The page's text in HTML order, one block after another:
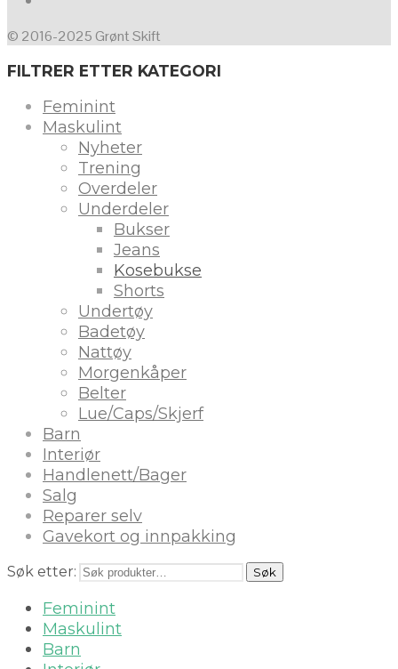
© 2016-2025 Grønt Skift
FILTRER ETTER KATEGORI
Feminint
Maskulint
Nyheter
Trening
Overdeler
Underdeler
Bukser
Jeans
Kosebukse
Shorts
Undertøy
Badetøy
Nattøy
Morgenkåper
Belter
Lue/Caps/Skjerf
Barn
Interiør
Handlenett/Bager
Salg
Reparer selv
Gavekort og innpakking
Søk etter: Søk
Feminint
Maskulint
Barn